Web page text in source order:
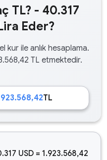
TL? - 40.317
Eder?
kur ile anlık hesaplama.
TL etmektedir.
TL
USD = 1.923.568,42